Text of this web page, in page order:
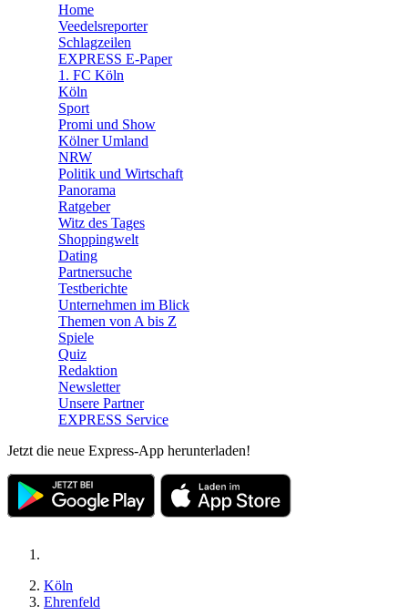
🛒 Shoppingwelt
Home
Veedelsreporter
Schlagzeilen
EXPRESS E-Paper
1. FC Köln
Köln
Sport
Promi und Show
Kölner Umland
NRW
Politik und Wirtschaft
Panorama
Ratgeber
Witz des Tages
Shoppingwelt
Dating
Partnersuche
Testberichte
Unternehmen im Blick
Themen von A bis Z
Spiele
Quiz
Redaktion
Newsletter
Unsere Partner
EXPRESS Service
Jetzt die neue Express-App herunterladen!
Köln
Ehrenfeld